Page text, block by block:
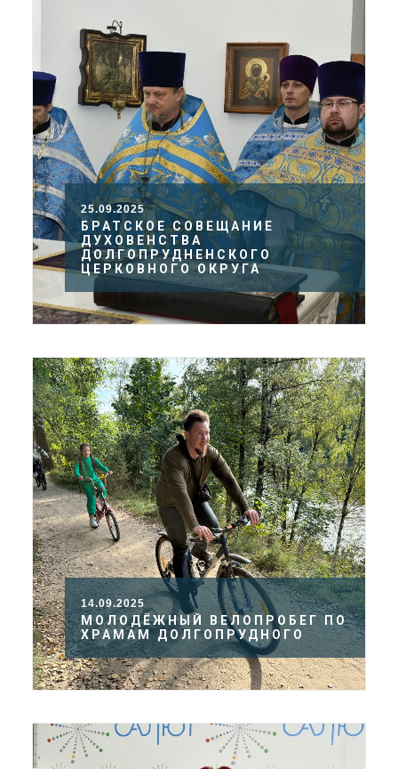
25.09.2025
БРАТСКОЕ СОВЕЩАНИЕ
ДУХОВЕНСТВА
ДОЛГОПРУДНЕНСКОГО
ЦЕРКОВНОГО ОКРУГА
14.09.2025
МОЛОДЁЖНЫЙ ВЕЛОПРОБЕГ ПО
ХРАМАМ ДОЛГОПРУДНОГО